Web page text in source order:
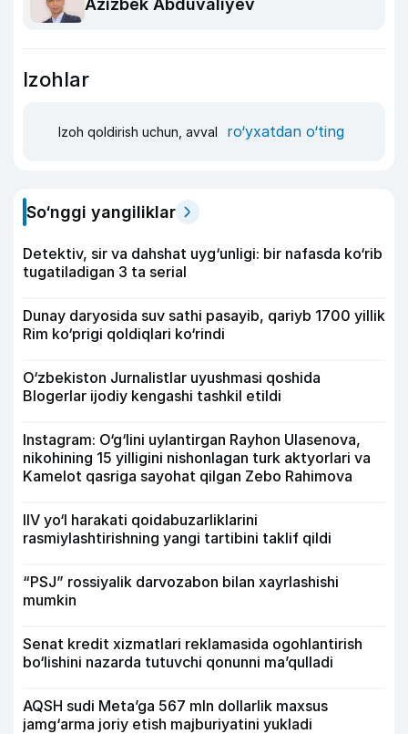
Azizbek Abduvaliyev
Izohlar
Izoh qoldirish uchun, avval ro‘yxatdan o‘ting
So‘nggi yangiliklar
Detektiv, sir va dahshat uyg‘unligi: bir nafasda ko‘rib
tugatiladigan 3 ta serial
Dunay daryosida suv sathi pasayib, qariyb 1700 yillik
Rim ko‘prigi qoldiqlari ko‘rindi
O‘zbekiston Jurnalistlar uyushmasi qoshida
Blogerlar ijodiy kengashi tashkil etildi
Instagram: O‘g‘lini uylantirgan Rayhon Ulasenova,
nikohining 15 yilligini nishonlagan turk aktyorlari va
Kamelot qasriga sayohat qilgan Zebo Rahimova
IIV yo‘l harakati qoidabuzarliklarini
rasmiylashtirishning yangi tartibini taklif qildi
“PSJ” rossiyalik darvozabon bilan xayrlashishi
mumkin
Senat kredit xizmatlari reklamasida ogohlantirish
bo‘lishini nazarda tutuvchi qonunni ma’qulladi
AQSH sudi Meta’ga 567 mln dollarlik maxsus
jamg‘arma joriy etish majburiyatini yukladi